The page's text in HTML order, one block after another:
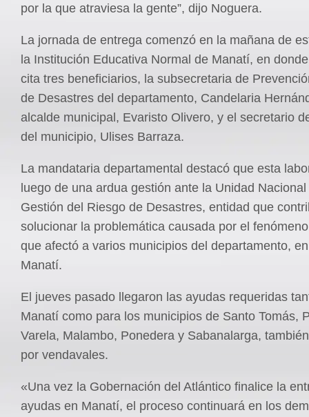
por la que atraviesa la gente”, dijo Noguera.
La jornada de entrega comenzó en la mañana de
la Institución Educativa Normal de Manatí, en
cita tres beneficiarios, la subsecretaria de
de Desastres del departamento, Candelaria
alcalde municipal, Evaristo Olivero, y el secretario
del municipio, Ulises Barraza.
La mandataria departamental destacó que esta
luego de una ardua gestión ante la Unidad
Gestión del Riesgo de Desastres, entidad que
solucionar la problemática causada por el
que afectó a varios municipios del departamento,
Manatí.
El jueves pasado llegaron las ayudas requeridas
Manatí como para los municipios de Santo Tomás,
Varela, Malambo, Ponedera y Sabanalarga,
por vendavales.
«Una vez la Gobernación del Atlántico finalice la
ayudas en Manatí, el proceso continuará en los